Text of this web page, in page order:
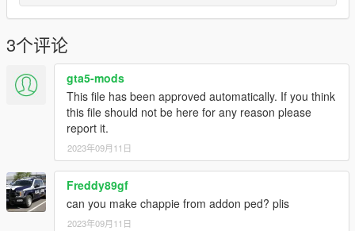
3个评论
gta5-mods
This file has been approved automatically. If you think
this file should not be here for any reason please
report it.
2023年09月11日
Freddy89gf
can you make chappie from addon ped? plis
2023年09月11日